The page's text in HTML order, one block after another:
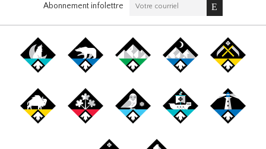
Abonnement infolettre